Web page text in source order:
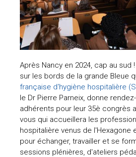
Après Nancy en 2024, cap au sud
sur les bords de la grande Bleue
française d'hygiène hospitalière
le Dr Pierre Parneix, donne
adhérents pour leur 35è congrès
vous qui accueillera les
hospitalière venus de l'Hexagone
pour échanger, travailler et se
sessions plénières, d'ateliers